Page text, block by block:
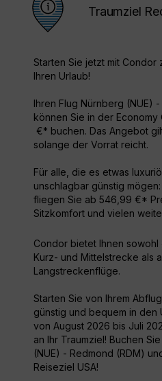
Traumziel
Starten Sie jetzt mit Condor
Ihren Urlaub!
Ihren Flug Nürnberg (NUE)
können Sie in der
€* buchen. Das Angebot
solange der Vorrat reicht.
Für alle, die es etwas
unschlagbar günstig
fliegen Sie ab 546,99 €*
Sitzkomfort und vielen
Condor bietet Ihnen
Kurz- und Mittelstrecke als
Langstreckenflüge.
Starten Sie von Ihrem
günstig und bequem in den
von August 2026 bis Juli
an Ihr Traumziel! Buchen
(NUE) - Redmond (RDM)
Reiseziel USA!